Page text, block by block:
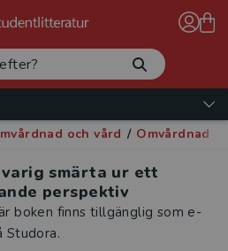
och vård / Omvårdnad
smärta ur ett
perspektiv
boken finns tillgänglig som e-
Studora.